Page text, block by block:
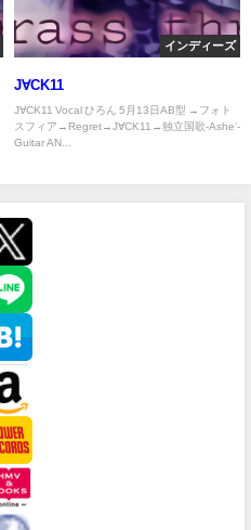
インディーズ
J∀CK11
J∀CK11 Vocal ひろん 5月13日AB型 →フォト
スフィア→Regret→J∀CK11→独立国歌-Ashe'-
Guitar AN...